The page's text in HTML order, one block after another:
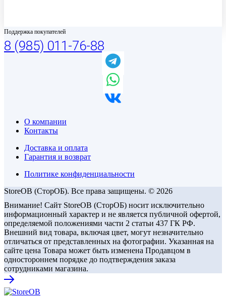
Поддержка покупателей
8 (985) 011-76-88
О компании
Контакты
Доставка и оплата
Гарантия и возврат
Политике конфиденциальности
StoreOB (CторОБ). Все права защищены. © 2026
Внимание! Сайт StoreOB (СторОБ) носит исключительно
информационный характер и не является публичной офертой,
определяемой положениями части 2 статьи 437 ГК РФ.
Внешний вид товара, включая цвет, могут незначительно
отличаться от представленных на фотографии. Указанная на
сайте цена Товара может быть изменена Продавцом в
одностороннем порядке до подтверждения заказа
сотрудниками магазина.